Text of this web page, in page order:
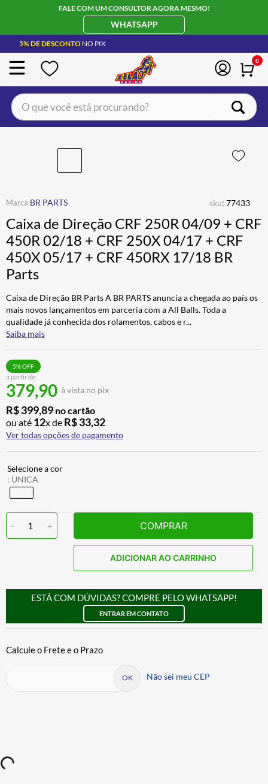
FALE COM UM CONSULTOR AGORA MESMO!
WHATSAPP
5% DE DESCONTO NO PIX
0
O que você está procurando?
BR PARTS sku: 77433
Caixa de Direção CRF 250R 04/09 + CRF
450R 02/18 + CRF 250X 04/17 + CRF
450X 05/17 + CRF 450RX 17/18 BR
Parts
Caixa de Direção BR Parts A BR PARTS anuncia a chegada ao país os
mais novos lançamentos em parceria com a All Balls. Toda a
qualidade já conhecida dos rolamentos, cabos e r...
Saiba mais
a partir de:
379,90 à vista no pix
5% OFF
R$399,89 no cartão
ou até 12x de R$33,32
Ver todas opções de pagamento
: UNICA
- 1 + COMPRAR
ADICIONAR AO CARRINHO
ESTÁ COM DÚVIDAS? COMPRE PELO WHATSAPP!
ENTRAR EM CONTATO
Não sei meu CEP
CAPACETE LS2
BOTA
5º LUVA
6º ALPINESTAR
7 º
8º CALÇA
9º AIROH
10º BOTAS